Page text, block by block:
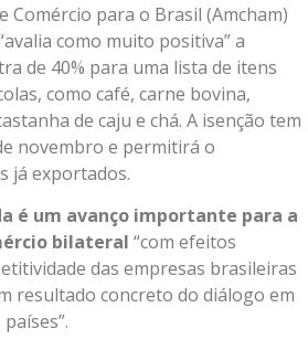
Comércio para o Brasil (Amcham)
como muito positiva” a
de 40% para uma lista de itens
como café, carne bovina,
de caju e chá. A isenção tem
novembro e permitirá o
já exportados.
é um avanço importante para a
bilateral “com efeitos
das empresas brasileiras
resultado concreto do diálogo em